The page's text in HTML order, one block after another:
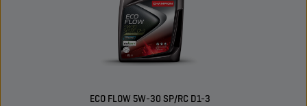
ECO FLOW 5W-30 SP/RC D1-3